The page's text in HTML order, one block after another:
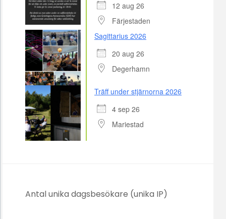
12 aug 26
Färjestaden
Sagittarius 2026
20 aug 26
Degerhamn
Träff under stjärnorna 2026
4 sep 26
Mariestad
Antal unika dagsbesökare (unika IP)